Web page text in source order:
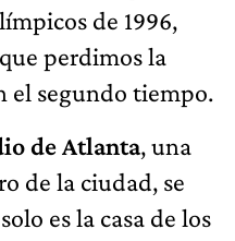
de 1996,
perdimos la
el segundo tiempo.
de Atlanta, una
de la ciudad, se
es la casa de los